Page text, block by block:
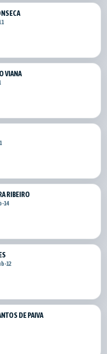
VIANA
RIBEIRO
14
12
DE PAIVA